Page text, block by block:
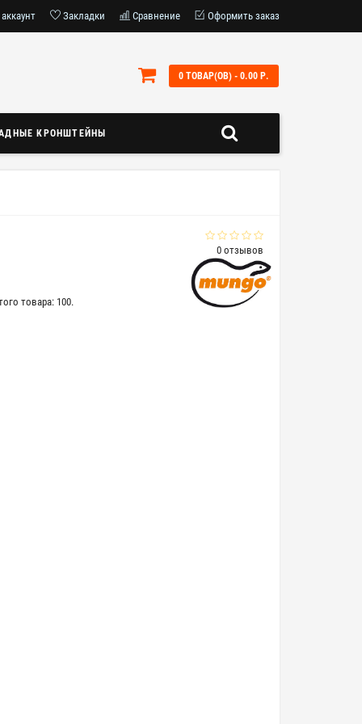
Закладки Сравнение Оформить заказ
0 ТОВАР(ОВ) - 0.00 Р.
КРОНШТЕЙНЫ
0 отзывов
товара: 100.